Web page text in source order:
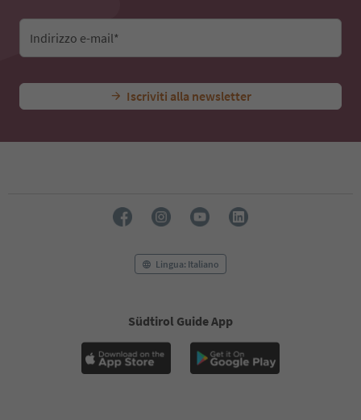
Indirizzo e-mail*
Iscriviti alla newsletter
Lingua: Italiano
Südtirol Guide App